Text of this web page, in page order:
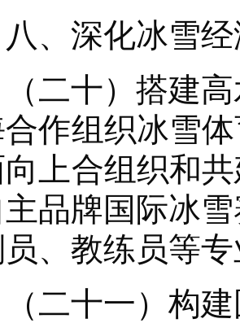
深化冰雪经
十）搭建高
作组织冰雪
上合组织和
品牌国际冰
、教练员等
十一）构建